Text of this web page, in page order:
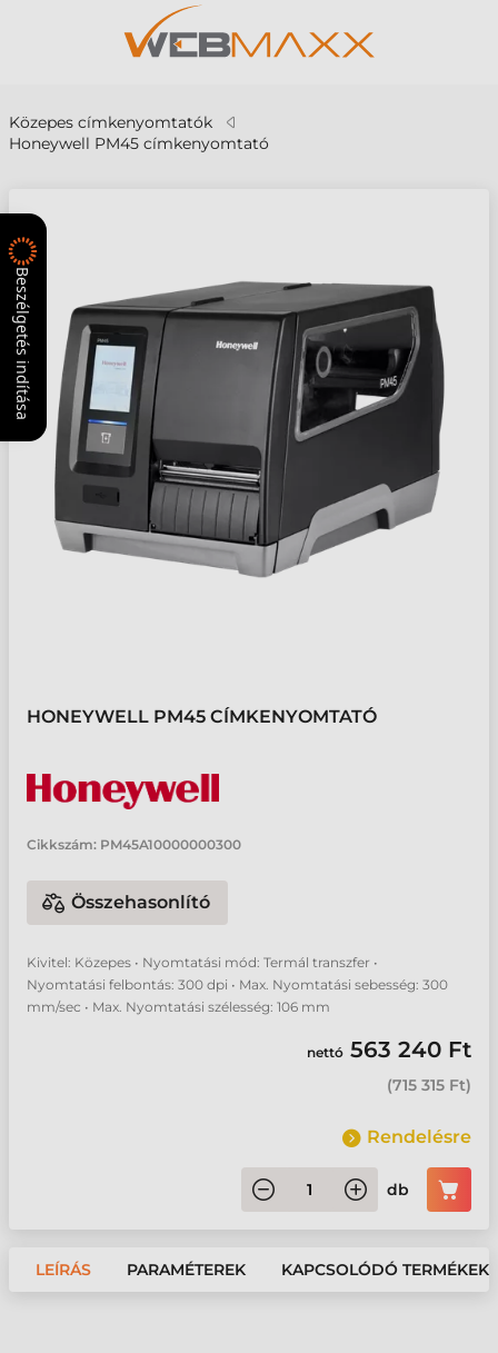
Közepes címkenyomtatók
Honeywell PM45 címkenyomtató
HONEYWELL PM45 CÍMKENYOMTATÓ
Cikkszám: PM45A10000000300
Összehasonlító
Kivitel: Közepes • Nyomtatási mód: Termál transzfer •
Nyomtatási felbontás: 300 dpi • Max. Nyomtatási sebesség: 300
mm/sec • Max. Nyomtatási szélesség: 106 mm
nettó 563 240 Ft
(715 315 Ft)
Rendelésre
db
LEÍRÁS PARAMÉTEREK KAPCSOLÓDÓ TERMÉKEK
Beszélgetés indítása